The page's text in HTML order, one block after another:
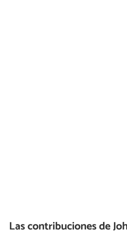
Las contribuciones de